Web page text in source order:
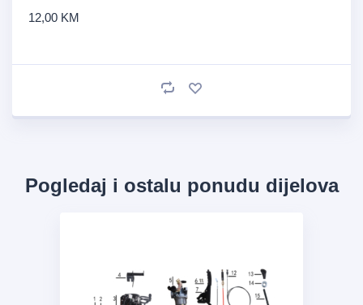
12,00 KM
Pogledaj i ostalu ponudu dijelova